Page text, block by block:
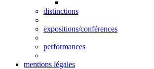
distinctions
expositions/conférences
performances
mentions légales